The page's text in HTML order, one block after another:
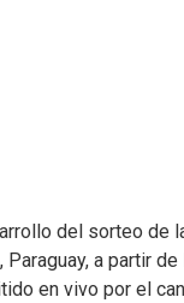
del sorteo de
a partir
en vivo por el